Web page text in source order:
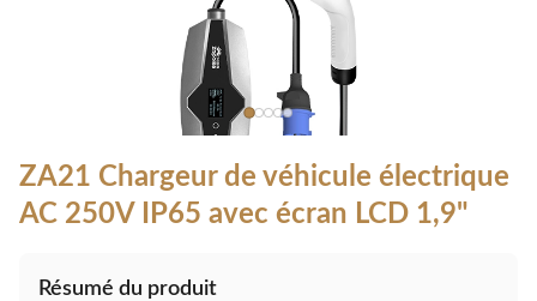
ZA21 Chargeur de véhicule électrique
AC 250V IP65 avec écran LCD 1,9"
Résumé du produit